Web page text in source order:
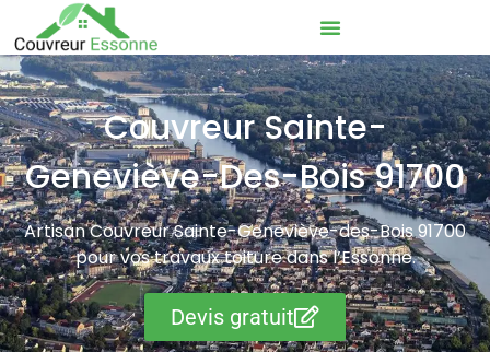
Couvreur Sainte-
Geneviève-Des-Bois 91700
Artisan Couvreur Sainte-Geneviève-des-Bois 91700
pour vos travaux toiture dans l’Essonne.
Devis gratuit